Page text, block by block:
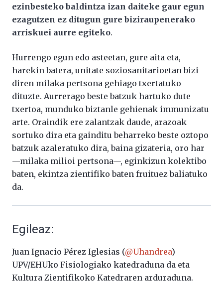
ezinbesteko baldintza izan daiteke gaur egun
ezagutzen ez ditugun gure biziraupenerako
arriskuei aurre egiteko.
Hurrengo egun edo asteetan, gure aita eta,
harekin batera, unitate soziosanitarioetan bizi
diren milaka pertsona gehiago txertatuko
dituzte. Aurrerago beste batzuk hartuko dute
txertoa, munduko biztanle gehienak immunizatu
arte. Oraindik ere zalantzak daude, arazoak
sortuko dira eta gainditu beharreko beste oztopo
batzuk azaleratuko dira, baina gizateria, oro har
—milaka milioi pertsona—, eginkizun kolektibo
baten, ekintza zientifiko baten fruituez baliatuko
da.
Egileaz:
Juan Ignacio Pérez Iglesias (@Uhandrea)
UPV/EHUko Fisiologiako katedraduna da eta
Kultura Zientifikoko Katedraren arduraduna.